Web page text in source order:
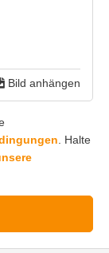
Bild anhängen
. Halte